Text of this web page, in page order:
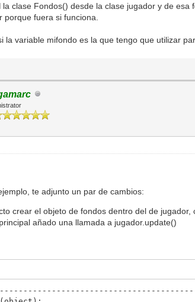
=
2
lado imagen
la clase Fondos() desde la clase jugador y de
porque fuera si funciona.
la variable mifondo es la que tengo que utilizar
te adjunto un par de cambios:
crear el objeto de fondos dentro del de
añado una llamada a jugador.update()